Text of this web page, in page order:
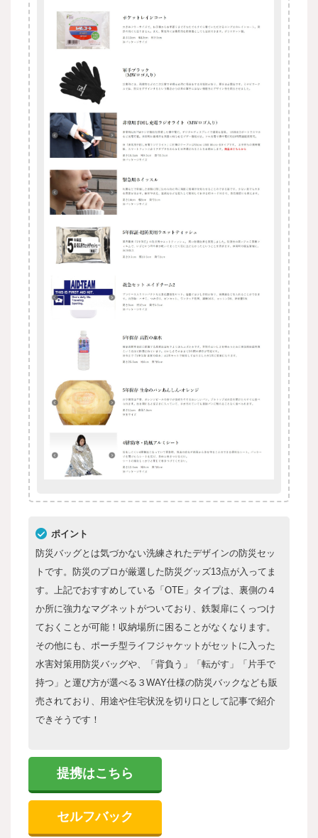
ポイント
防災バッグとは気づかない洗練されたデザインの防災セッ
トです。防災のプロが厳選した防災グッズ13点が入ってま
す。上記でおすすめしている「OTE」タイプは、裏側の４
か所に強力なマグネットがついており、鉄製扉にくっつけ
ておくことが可能！収納場所に困ることがなくなります。
その他にも、ポーチ型ライフジャケットがセットに入った
水害対策用防災バッグや、「背負う」「転がす」「片手で
持つ」と運び方が選べる３WAY仕様の防災バックなども販
売されており、用途や住宅状況を切り口として記事で紹介
できそうです！
提携はこちら
セルフバック